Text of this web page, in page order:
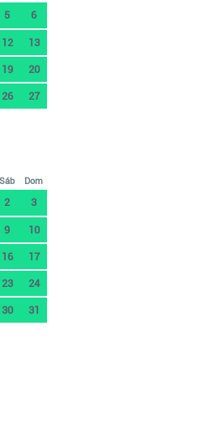
5 6
12 13
19 20
26 27
Sáb Dom
2 3
9 10
16 17
23 24
30 31